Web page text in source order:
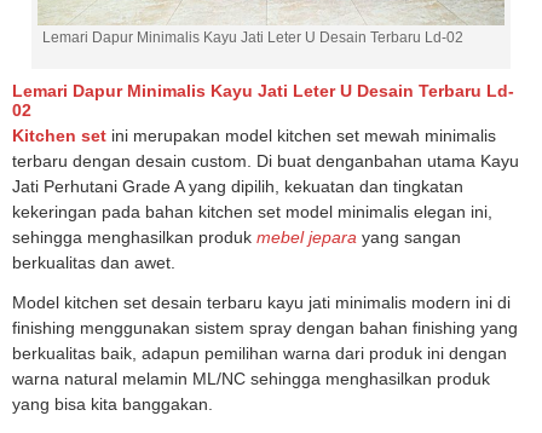
Lemari Dapur Minimalis Kayu Jati Leter U Desain Terbaru Ld-02
Lemari Dapur Minimalis Kayu Jati Leter U Desain Terbaru Ld-
02
Kitchen set ini merupakan model kitchen set mewah minimalis
terbaru dengan desain custom. Di buat denganbahan utama Kayu
Jati Perhutani Grade A yang dipilih, kekuatan dan tingkatan
kekeringan pada bahan kitchen set model minimalis elegan ini,
sehingga menghasilkan produk mebel jepara yang sangan
berkualitas dan awet.
Model kitchen set desain terbaru kayu jati minimalis modern ini di
finishing menggunakan sistem spray dengan bahan finishing yang
berkualitas baik, adapun pemilihan warna dari produk ini dengan
warna natural melamin ML/NC sehingga menghasilkan produk
yang bisa kita banggakan.